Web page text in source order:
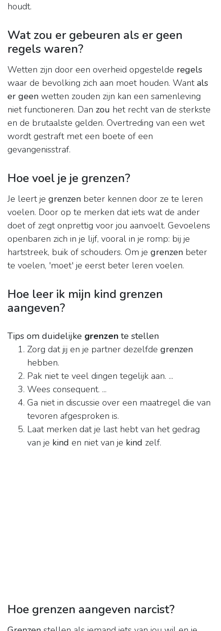
houdt.
Wat zou er gebeuren als er geen
regels waren?
Wetten zijn door een overheid opgestelde regels
waar de bevolking zich aan moet houden. Wantals
er geen wetten zouden zijn kan een samenleving
niet functioneren. Dan zou het recht van de sterkste
en de brutaalste gelden. Overtreding van een wet
wordt gestraft met een boete of een
gevangenisstraf.
Hoe voel je je grenzen?
Je leert je grenzen beter kennen door ze te leren
voelen. Door op te merken dat iets wat de ander
doet of zegt onprettig voor jou aanvoelt. Gevoelens
openbaren zich in je lijf, vooral in je romp: bij je
hartstreek, buik of schouders. Om je grenzen beter
te voelen, 'moet' je eerst beter leren voelen.
Hoe leer ik mijn kind grenzen
aangeven?
Tips om duidelijke grenzen te stellen
Zorg dat jij en je partner dezelfde grenzen
hebben.
Pak niet te veel dingen tegelijk aan. ...
Wees consequent. ...
Ga niet in discussie over een maatregel die van
tevoren afgesproken is.
Laat merken dat je last hebt van het gedrag
van je kind en niet van je kind zelf.
Hoe grenzen aangeven narcist?